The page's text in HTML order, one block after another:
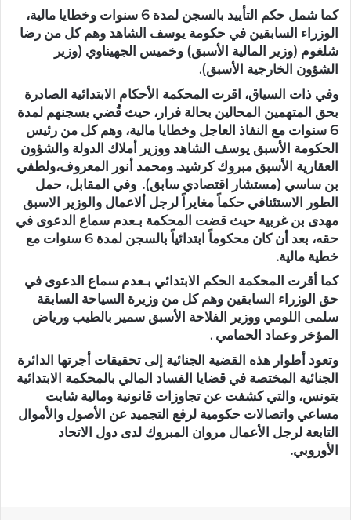
كما شمل حكم التأييد بالسجن لمدة 6 سنوات وخطايا مالية،
الوزراء السابقين في حكومة يوسف الشاهد وهم كل من رضا
شلغوم (وزير المالية الأسبق) وخميس الجهيناوي (وزير
الشؤون الخارجية الأسبق).
وفي ذات السياق، اقرت المحكمة الأحكام الابتدائية الصادرة
بحق المتهمين المحالين بحالة فرار، حيث قُضي بسجنهم لمدة
6 سنوات مع النفاذ العاجل وخطايا مالية، وهم كل من رئيس
الحكومة الأسبق يوسف الشاهد ووزير أملاك الدولة والشؤون
العقارية الأسبق مبروك كرشيد. ومحمد أنور المعروف،ولطفي
بن ساسي (مستشار اقتصادي سابق). وفي المقابل، حمل
الطور الاستئنافي حكماً مغايراً لرجل ألاعمال والوزير الاسبق
مهدى بن غربية حيث قضت المحكمة بـعدم سماع الدعوى في
حقه، بعد أن كان محكوماً ابتدائياً بالسجن لمدة 6 سنوات مع
خطية مالية.
كما أقرت المحكمة الحكم الابتدائي بـعدم سماع الدعوى في
حق الوزراء السابقين وهم كل من وزيرة السياحة السابقة
سلمى اللومي ووزير الفلاحة الأسبق سمير بالطيب ورياض
المؤخر وعماد الحمامي .
وتعود أطوار هذه القضية الجنائية إلى تحقيقات أجرتها الدائرة
الجنائية المختصة في قضايا الفساد المالي بالمحكمة الابتدائية
بتونس، والتي كشفت عن تجاوزات قانونية ومالية شابت
مساعي واتصالات حكومية لرفع التجميد عن الأصول والأموال
التابعة لرجل الأعمال مروان المبروك لدى دول الاتحاد
الأوروبي.